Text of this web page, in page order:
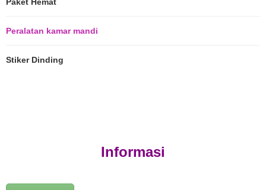
Peralatan kamar mandi
Stiker Dinding
Informasi